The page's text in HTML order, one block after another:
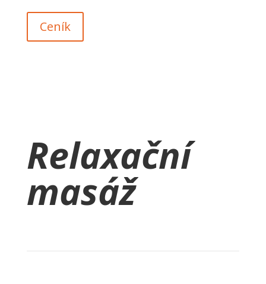
Ceník
Relaxační
masáž